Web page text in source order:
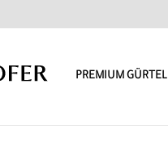
PREMIUM GÜRTEL